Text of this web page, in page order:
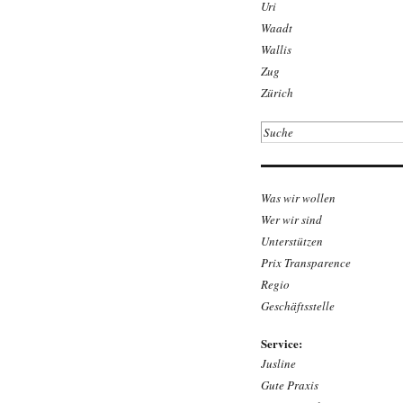
Uri
Waadt
Wallis
Zug
Zürich
Was wir wollen
Wer wir sind
Unterstützen
Prix Transparence
Regio
Geschäftsstelle
Service:
Jusline
Gute Praxis